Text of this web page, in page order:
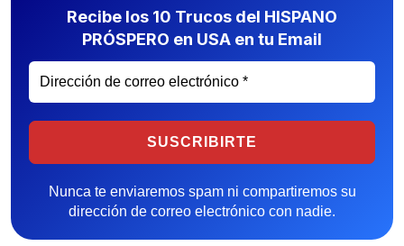
Recibe los 10 Trucos del HISPANO
PRÓSPERO en USA en tu Email
Nunca te enviaremos spam ni compartiremos su
dirección de correo electrónico con nadie.